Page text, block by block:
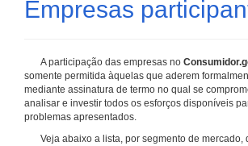
Empresas
A participação das empresas no
somente permitida àquelas que aderem
mediante assinatura de termo no qual se
analisar e investir todos os esforços disponíveis
problemas apresentados.
Veja abaixo a lista, por segmento de mercado,